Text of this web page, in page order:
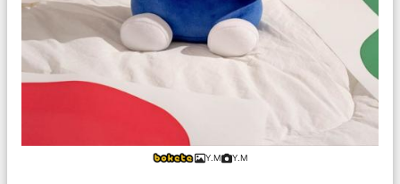
Y.M Y.M